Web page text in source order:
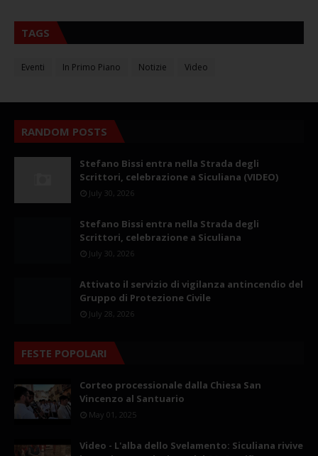
TAGS
Eventi In Primo Piano Notizie Video
RANDOM POSTS
Stefano Bissi entra nella Strada degli
Scrittori, celebrazione a Siculiana (VIDEO)
July 30, 2026
Stefano Bissi entra nella Strada degli
Scrittori, celebrazione a Siculiana
July 30, 2026
Attivato il servizio di vigilanza antincendio del
Gruppo di Protezione Civile
July 28, 2026
FESTE POPOLARI
Corteo processionale dalla Chiesa San
Vincenzo al Santuario
May 01, 2025
Video - L'alba dello Svelamento: Siculiana rivive